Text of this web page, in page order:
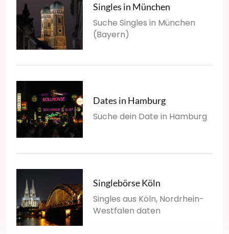
Singles in München
Suche Singles in München
(Bayern)
Dates in Hamburg
Suche dein Date in Hamburg
Singlebörse Köln
Singles aus Köln, Nordrhein-
Westfalen daten